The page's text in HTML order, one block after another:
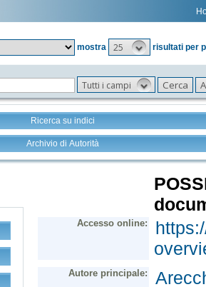
mostra
25 risultati per
Tutti i campi
Ricerca su indici
Archivio di Autorità